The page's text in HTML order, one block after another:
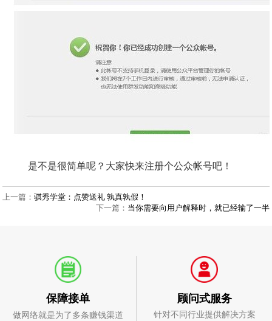
是不是很简单呢？大家快来注册个公众帐号吧！
上一篇：骐秀学堂：点赞送礼 孰真孰假！
下一篇： 当你需要向用户解释时，就已经输了一半
保障接单
做网络就是为了多条赚钱渠道
顾问式服务
针对不同行业提供解决方案